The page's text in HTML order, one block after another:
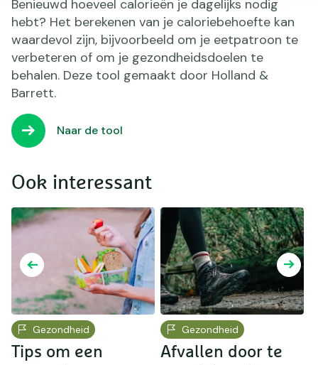
Benieuwd hoeveel calorieën je dagelijks nodig
hebt? Het berekenen van je caloriebehoefte kan
waardevol zijn, bijvoorbeeld om je eetpatroon te
verbeteren of om je gezondheidsdoelen te
behalen. Deze tool gemaakt door Holland &
Barrett.
Naar de tool
Ook interessant
Gezondheid
Tips om een
Gezondheid
Afvallen door te